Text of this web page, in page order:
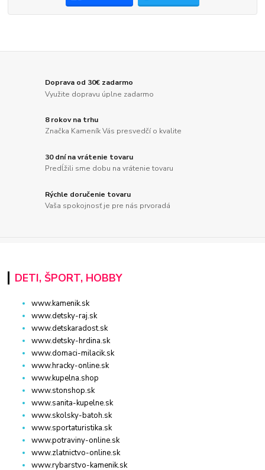
Doprava od 30€ zadarmo
Využite dopravu úplne zadarmo
8 rokov na trhu
Značka Kameník Vás presvedčí o kvalite
30 dní na vrátenie tovaru
Predĺžili sme dobu na vrátenie tovaru
Rýchle doručenie tovaru
Vaša spokojnosť je pre nás prvoradá
DETI, ŠPORT, HOBBY
www.kamenik.sk
www.detsky-raj.sk
www.detskaradost.sk
www.detsky-hrdina.sk
www.domaci-milacik.sk
www.hracky-online.sk
www.kupelna.shop
www.stonshop.sk
www.sanita-kupelne.sk
www.skolsky-batoh.sk
www.sportaturistika.sk
www.potraviny-online.sk
www.zlatnictvo-online.sk
www.rybarstvo-kamenik.sk